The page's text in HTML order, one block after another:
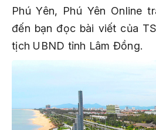
Phú Yên, Phú Yên Online
đến bạn đọc bài viết của
tịch UBND tỉnh Lâm Đồng.